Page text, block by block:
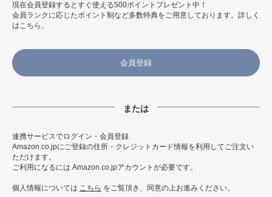
現在会員登録するとすぐ使える500ポイントプレゼント中！
会員ランクに応じたポイント制など多数特典をご用意しております。 詳しく
はこちら 。
会員登録
連携サービスでログイン・会員登録
Amazon.co.jpにご登録の住所・クレジットカード情報を利用してご注文い
ただけます。
ご利用になるには Amazon.co.jpアカウントが必要です。
個人情報については こちら をご覧頂き、同意の上お進みください。